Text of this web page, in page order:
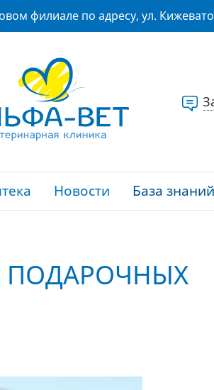
филиале по адресу, ул.
Новости База знаний